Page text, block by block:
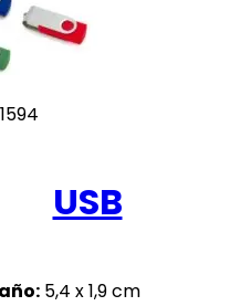
USB
5,4 x 1,9 cm